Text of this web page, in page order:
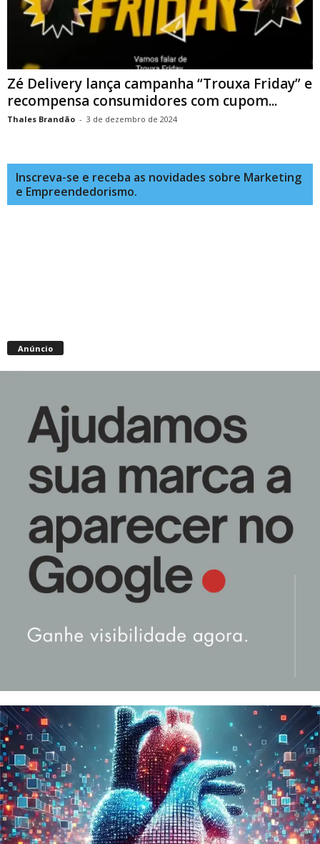
Zé Delivery lança campanha “Trouxa Friday” e
recompensa consumidores com cupom...
Thales Brandão - 3 de dezembro de 2024
Inscreva-se e receba as novidades sobre Marketing
e Empreendedorismo.
Anúncio